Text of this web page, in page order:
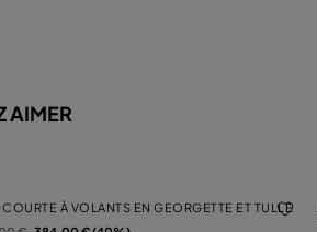
AIMER
COURTE À VOLANTS EN GEORGETTE ET TULLE